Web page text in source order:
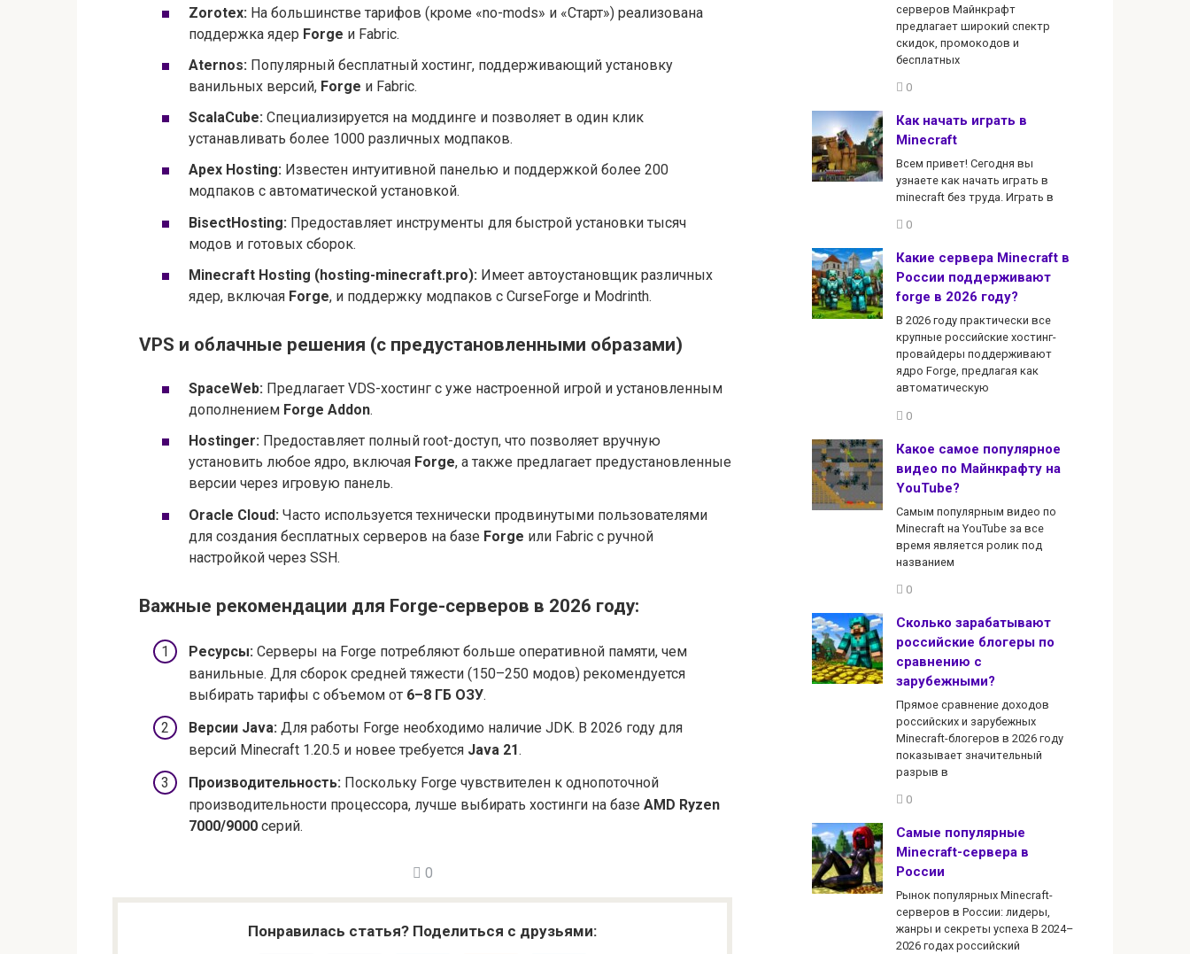
Zorotex: На большинстве тарифов (кроме «no-mods» и «Старт») реализована
поддержка ядер Forge и Fabric.
Aternos: Популярный бесплатный хостинг, поддерживающий установку
ванильных версий, Forge и Fabric.
ScalaCube: Специализируется на моддинге и позволяет в один клик
устанавливать более 1000 различных модпаков.
Apex Hosting: Известен интуитивной панелью и поддержкой более 200
модпаков с автоматической установкой.
BisectHosting: Предоставляет инструменты для быстрой установки тысяч
модов и готовых сборок.
Minecraft Hosting (hosting-minecraft.pro): Имеет автоустановщик различных
ядер, включая Forge, и поддержку модпаков с CurseForge и Modrinth.
VPS и облачные решения (с предустановленными образами)
SpaceWeb: Предлагает VDS-хостинг с уже настроенной игрой и установленным
дополнением Forge Addon.
Hostinger: Предоставляет полный root-доступ, что позволяет вручную
установить любое ядро, включая Forge, а также предлагает предустановленные
версии через игровую панель.
Oracle Cloud: Часто используется технически продвинутыми пользователями
для создания бесплатных серверов на базе Forge или Fabric с ручной
настройкой через SSH.
Важные рекомендации для Forge-серверов в 2026 году:
Ресурсы: Серверы на Forge потребляют больше оперативной памяти, чем
ванильные. Для сборок средней тяжести (150–250 модов) рекомендуется
выбирать тарифы с объемом от 6–8 ГБ ОЗУ.
Версии Java: Для работы Forge необходимо наличие JDK. В 2026 году для
версий Minecraft 1.20.5 и новее требуется Java 21.
Производительность: Поскольку Forge чувствителен к однопоточной
производительности процессора, лучше выбирать хостинги на базе AMD Ryzen
7000/9000 серий.
0
Понравилась статья? Поделиться с друзьями:
серверов Майнкрафт
предлагает широкий спектр
скидок, промокодов и
бесплатных
0
Как начать играть в
Minecraft
Всем привет! Сегодня вы
узнаете как начать играть в
minecraft без труда. Играть в
0
Какие сервера Minecraft в
России поддерживают
forge в 2026 году?
В 2026 году практически все
крупные российские хостинг-
провайдеры поддерживают
ядро Forge, предлагая как
автоматическую
0
Какое самое популярное
видео по Майнкрафту на
YouTube?
Самым популярным видео по
Minecraft на YouTube за все
время является ролик под
названием
0
Сколько зарабатывают
российские блогеры по
сравнению с
зарубежными?
Прямое сравнение доходов
российских и зарубежных
Minecraft-блогеров в 2026 году
показывает значительный
разрыв в
0
Самые популярные
Minecraft-сервера в
России
Рынок популярных Minecraft-
серверов в России: лидеры,
жанры и секреты успеха В 2024–
2026 годах российский